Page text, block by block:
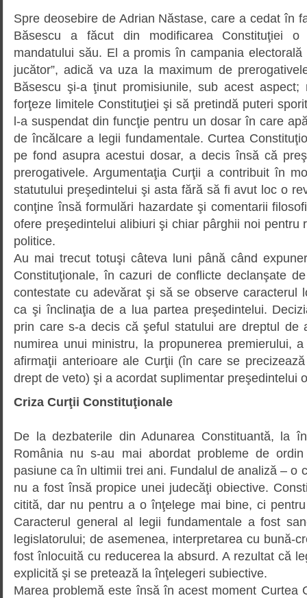
Spre deosebire de Adrian Năstase, care a cedat în
Băsescu a făcut din modificarea Constituţiei o
mandatului său. El a promis în cam­pa­nia
jucător”, adică va uza la maximum de
Băsescu şi-a ţinut promisiunile, sub acest
forţeze limitele Constituţiei şi să pre­tindă puteri
l-a suspendat din funcţie pen­tru un dosar în care
de încălcare a legii funda­men­tale. Curtea
pe fond asupra acestui dosar, a decis însă că
prerogativele. Argumentaţia Curţii a contribuit în
statutului preşedintelui şi asta fără să fi avut loc o
conţine însă formulări hazardate şi comentarii
ofere preşe­din­telui alibiuri şi chiar pârghii noi pentru
politice.
Au mai trecut totuşi câteva luni până când
Constituţionale, în cazuri de conflicte declanşate
contestate cu adevărat şi să se observe caracterul
ca şi înclinaţia de a lua partea preşedintelui.
prin care s-a decis că şeful statului are dreptul de
numirea unui ministru, la propunerea premierului,
afirmaţii anterioare ale Curţii (în care se
drept de veto) şi a acordat suplimentar preşedintelui
Criza Curţii Constituţionale
De la dezbaterile din Adunarea Constituantă, la
România nu s-au mai abordat pro­bleme de
pasiune ca în ultimii trei ani. Fundalul de analiză – o
nu a fost însă propice unei judecăţi obiective.
citită, dar nu pentru a o înţelege mai bine, ci
Carac­terul general al legii funda­men­tale a fost
legislatorului; de asemenea, inter­pre­tarea cu bună-
fost înlocuită cu reducerea la absurd. A rezultat că
explicită şi se pretează la înţelegeri subiective.
Marea problemă este însă în acest moment Curtea